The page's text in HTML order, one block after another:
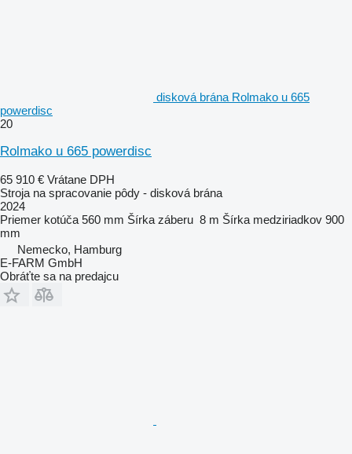
disková brána Rolmako u 665
powerdisc
20
Rolmako u 665 powerdisc
65 910 € Vrátane DPH
Stroja na spracovanie pôdy - disková brána
2024
Priemer kotúča 560 mm Šírka záberu 8 m Šírka medziriadkov 900
mm
Nemecko, Hamburg
E-FARM GmbH
Obráťte sa na predajcu